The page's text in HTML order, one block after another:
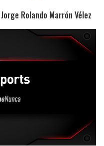
Jorge Rolando Marrón Vélez